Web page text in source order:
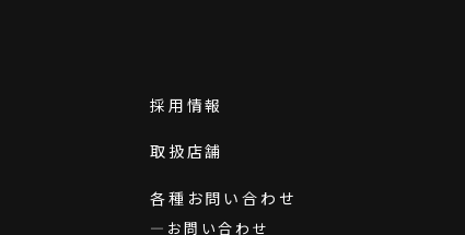
採用情報
取扱店舗
各種お問い合わせ
お問い合わせ